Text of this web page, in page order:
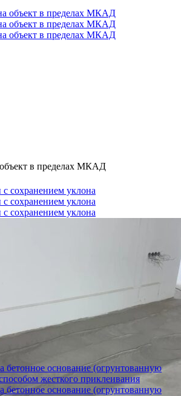
в пределах МКАД
уклона